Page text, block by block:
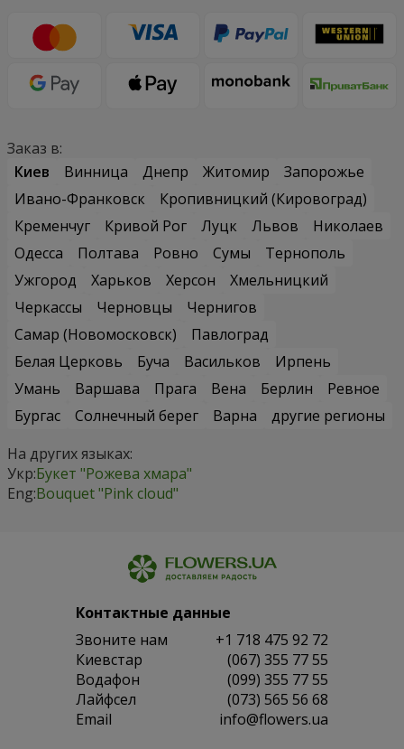
Заказ в:
Киев
Винница Днепр Житомир
Запорожье
Ивано-Франковск
Кропивницкий (Кировоград)
Кременчуг
Кривой Рог Луцк Львов
Николаев
Одесса
Полтава Ровно Сумы
Тернополь
Ужгород
Харьков Херсон
Хмельницкий
Черкассы
Черновцы
Чернигов
Самар (Новомосковск)
Павлоград
Белая Церковь
Буча Васильков
Ирпень
Умань
Варшава Прага Вена Берлин
Ревное
Бургас
Солнечный берег Варна
другие регионы
На других языках:
Укр:Букет "Рожева хмара"
Eng:Bouquet "Pink cloud"
Контактные данные
Звоните нам
+1 718 475 92 72
Киевстар
(067) 355 77 55
Водафон
(099) 355 77 55
Лайфсел
(073) 565 56 68
Email
info@flowers.ua